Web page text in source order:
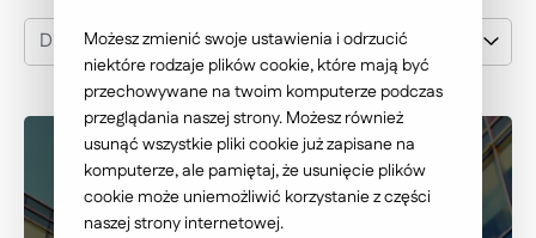
DNB Bank Polska
Możesz zmienić swoje ustawienia i odrzucić
niektóre rodzaje plików cookie, które mają być
przechowywane na twoim komputerze podczas
przeglądania naszej strony. Możesz również
usunąć wszystkie pliki cookie już zapisane na
komputerze, ale pamiętaj, że usunięcie plików
cookie może uniemożliwić korzystanie z części
naszej strony internetowej.